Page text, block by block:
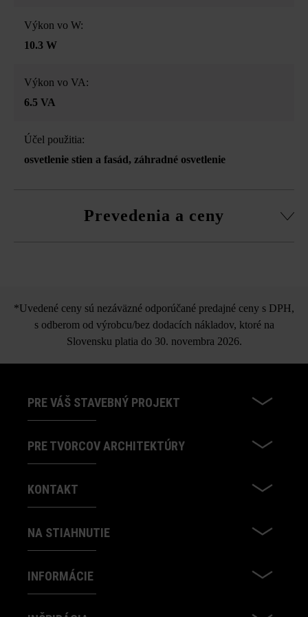
Výkon vo W:
10.3 W
Výkon vo VA:
6.5 VA
Účel použitia:
osvetlenie stien a fasád, záhradné osvetlenie
Prevedenia a ceny
*Uvedené ceny sú nezáväzné odporúčané predajné ceny s DPH,
s odberom od výrobcu/bez dodacích nákladov, ktoré na
Slovensku platia do 30. novembra 2026.
PRE VÁŠ STAVEBNÝ PROJEKT
PRE TVORCOV ARCHITEKTÚRY
KONTAKT
NA STIAHNUTIE
INFORMÁCIE